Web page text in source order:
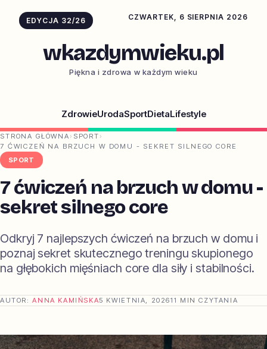
EDYCJA 32/26 CZWARTEK, 6 SIERPNIA 2026
wkazdymwieku.pl
Piękna i zdrowa w każdym wieku
ZdrowieUrodaSportDietaLifestyle
STRONA GŁÓWNA › SPORT ›
7 ĆWICZEŃ NA BRZUCH W DOMU - SEKRET SILNEGO CORE
SPORT
7 ćwiczeń na brzuch w domu -
sekret silnego core
Odkryj 7 najlepszych ćwiczeń na brzuch w domu i
poznaj sekret skutecznego treningu skupionego
na głębokich mięśniach core dla siły i stabilności.
AUTOR:ANNA KAMIŃSKA5 KWIETNIA, 202611 MIN CZYTANIA